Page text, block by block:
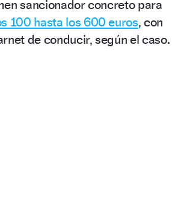
sancionador concreto para
100 hasta los 600 euros, con
de conducir, según el caso.